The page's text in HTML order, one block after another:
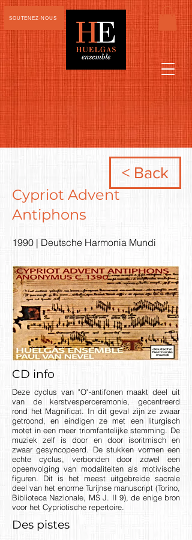
SOUTENEZ-NOUS
< Back
Cypriot Advent
Antiphons
1990 | Deutsche Harmonia Mundi
CD info
Deze cyclus van "O"-antifonen maakt deel uit
van de kerstvesperceremonie, gecentreerd
rond het Magnificat. In dit geval zijn ze zwaar
getroond, en eindigen ze met een liturgisch
motet in een meer triomfantelijke stemming. De
muziek zelf is door en door isoritmisch en
zwaar gesyncopeerd. De stukken vormen een
echte cyclus, verbonden door zowel een
opeenvolging van modaliteiten als motivische
figuren. Dit is het meest uitgebreide sacrale
deel van het enorme Turijnse manuscript (Torino,
Biblioteca Nazionale, MS J. II 9), de enige bron
voor het Cypriotische repertoire.
Des pistes